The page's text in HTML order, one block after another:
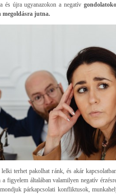
és újra ugyanazokon a negatív
megoldásra jutna.
terhet pakolhat ránk, és akár
figyelem általában valamilyen negatív
párkapcsolati konfliktusok,